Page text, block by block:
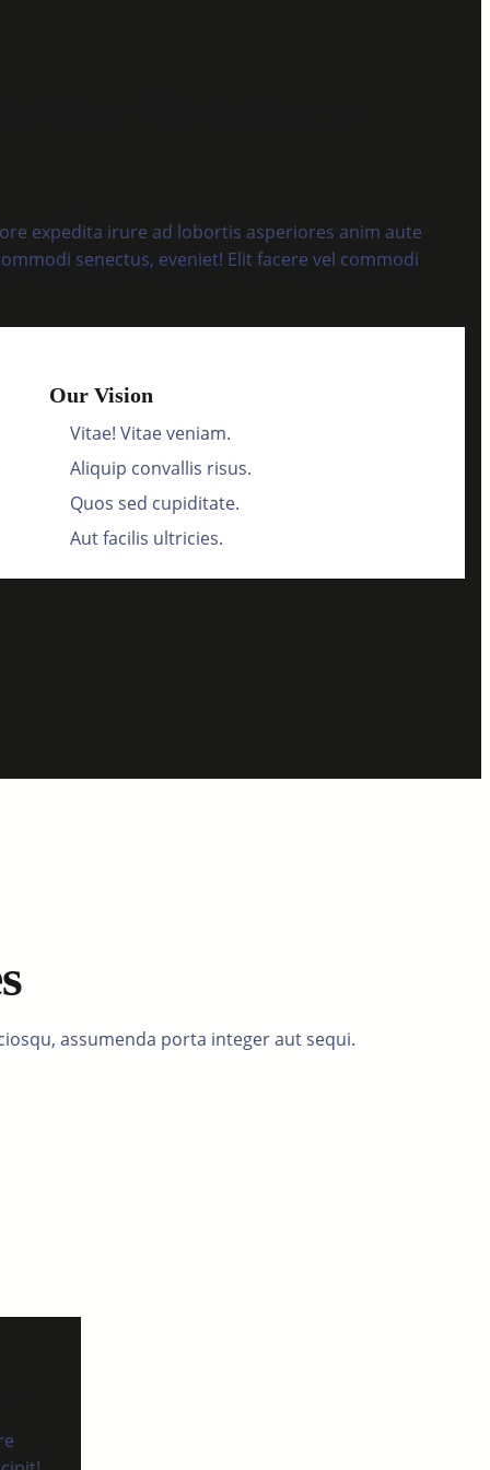
expedita irure ad lobortis asperiores anim aute
senectus, eveniet! Elit facere vel commodi
Our Vision
Vitae! Vitae veniam.
Aliquip convallis risus.
Quos sed cupiditate.
Aut facilis ultricies.
assumenda porta integer aut sequi.